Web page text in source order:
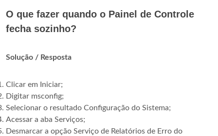
O que fazer quando o Painel de Controle
fecha sozinho?
Solução / Resposta
Clicar em Iniciar;
Digitar msconfig;
Selecionar o resultado Configuração do Sistema;
Acessar a aba Serviços;
Desmarcar a opção Serviço de Relatórios de Erro do